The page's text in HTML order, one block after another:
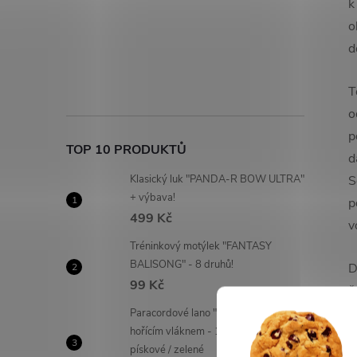
TOP 10 PRODUKTŮ
Klasický luk "PANDA-R BOW ULTRA"
+ výbava!
499 Kč
Tréninkový motýlek "FANTASY
BALISONG" - 8 druhů!
99 Kč
Paracordové lano "FIRECORD" s
hořícím vláknem - 1 m | černé /
pískové / zelené